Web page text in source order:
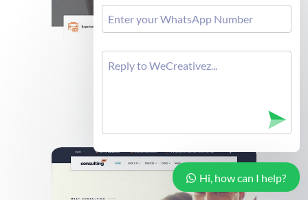
Brussels - Forex Consulting
Cek Demo
Hi, how can I help?